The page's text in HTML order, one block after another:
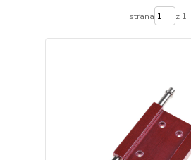
strana z 1